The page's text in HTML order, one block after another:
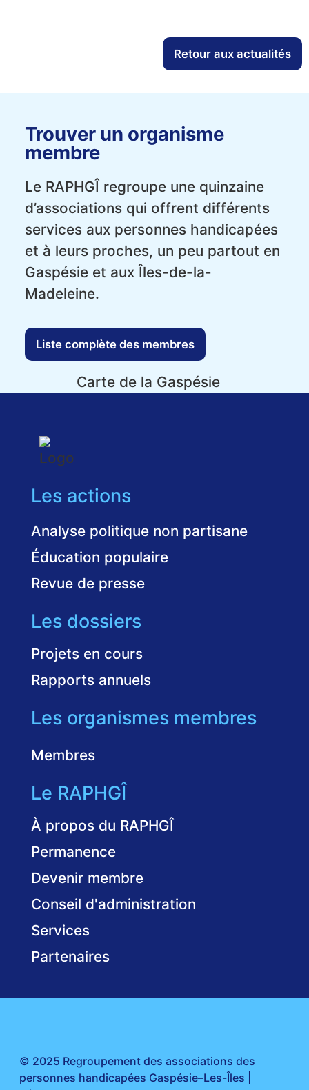
Retour aux actualités
Trouver un organisme
membre
Le RAPHGÎ regroupe une quinzaine
d’associations qui offrent différents
services aux personnes handicapées
et à leurs proches, un peu partout en
Gaspésie et aux Îles-de-la-
Madeleine.
Liste complète des membres
Le RAPHGÎ
À propos du RAPHGÎ
Permanence
Devenir membre
Conseil d'administration
Services
Partenaires
Les dossiers
Projets en cours
Rapports annuels
Les organismes membres
Membres
Les actions
Analyse politique non partisane
Éducation populaire
Revue de presse
© 2025 Regroupement des associations des
personnes handicapées Gaspésie–Les-Îles |